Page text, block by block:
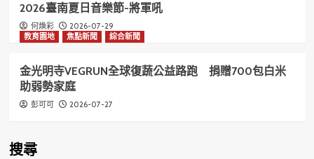
2026臺南夏日音樂節-將軍吼
何煥彩
2026-07-29
教育園地
焦點新聞 綜合新聞
金光明寺VEGRUN全球復蔬公益路跑 捐贈700包白米
助弱勢家庭
彭可可 2026-07-27
搜尋